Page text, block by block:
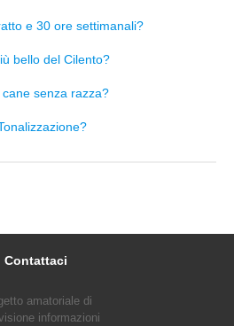
e 30 ore settimanali?
bello del Cilento?
senza razza?
Contattaci
amatoriale di
informazioni